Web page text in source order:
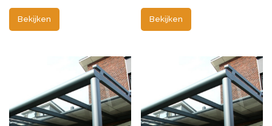
Bekijken Bekijken